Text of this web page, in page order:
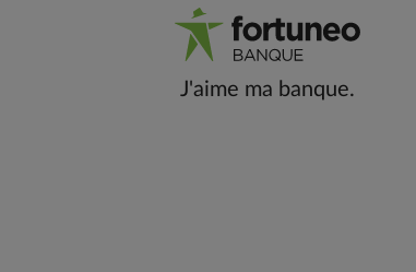
J'aime ma banque.